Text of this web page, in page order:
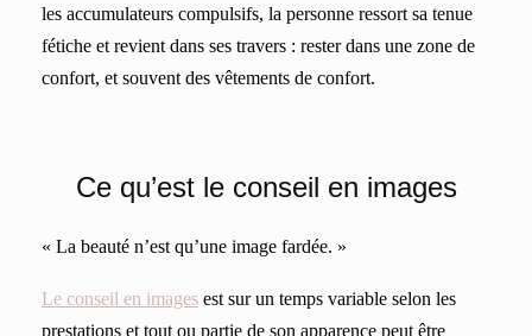
les accumulateurs compulsifs, la personne ressort sa tenue
fétiche et revient dans ses travers : rester dans une zone de
confort, et souvent des vêtements de confort.
Ce qu’est le conseil en images
« La beauté n’est qu’une image fardée. »
Le conseil en images est sur un temps variable selon les
prestations et tout ou partie de son apparence peut être